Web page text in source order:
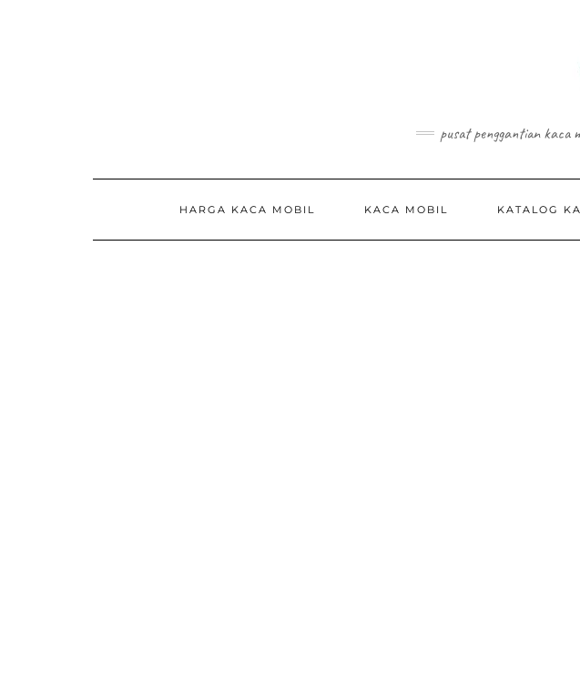
pusat penggantian kaca
HARGA KACA MOBIL KACA MOBIL KATALOG